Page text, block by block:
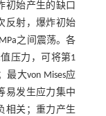
初始产生的缺口
反射，爆炸初始
之间震荡。各
压力，可将第1
大von Mises应
易发生应力集中
相关；重力产生